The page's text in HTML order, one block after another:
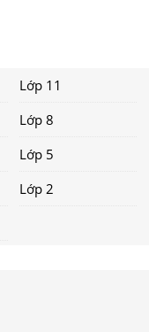
Lớp 11
Lớp 8
Lớp 5
Lớp 2